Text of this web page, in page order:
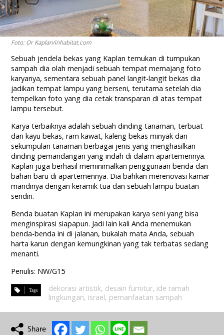
Foto: Or Kaplan/inhabitat.com
Sebuah jendela bekas yang Kaplan temukan di tumpukan
sampah dia olah menjadi sebuah tempat memajang foto
karyanya, sementara sebuah panel langit-langit bekas dia
jadikan tempat lampu yang berseni, terutama setelah dia
tempelkan foto yang dia cetak transparan di atas tempat
lampu tersebut.
Karya terbaiknya adalah sebuah dinding tanaman, terbuat
dari kayu bekas, ram kawat, kaleng bekas minyak dan
sekumpulan tanaman berbagai jenis yang menghasilkan
dinding pemandangan yang indah di dalam apartemennya.
Kaplan juga berhasil meminimalkan penggunaan benda dan
bahan baru di apartemennya. Dia bahkan merenovasi kamar
mandinya dengan keramik tua dan sebuah lampu buatan
sendiri.
Benda buatan Kaplan ini merupakan karya seni yang bisa
menginspirasi siapapun. Jadi lain kali Anda menemukan
benda-benda ini di jalanan, bukalah mata Anda, sebuah
harta karun dengan kemungkinan yang tak terbatas sedang
menanti.
Penulis: NW/G15
dekorasi artistik, desain furnitur, ide ramah
lingkungan, israel, pemanfaatan sampah